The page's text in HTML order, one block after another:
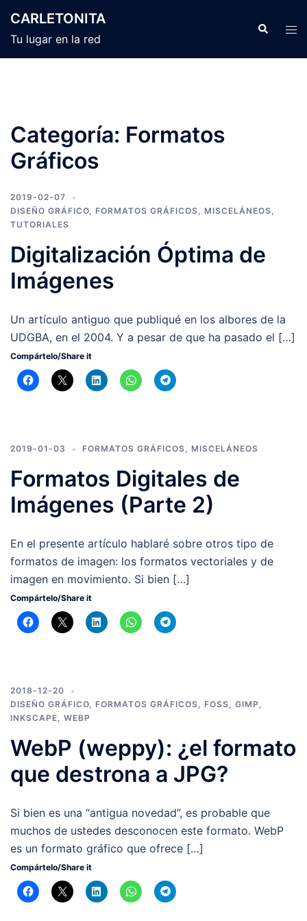
content
CARLETONITA
Tu lugar en la red
Search
Categoría: Formatos
Gráficos
2019-02-07
DISEÑO GRÁFICO, FORMATOS GRÁFICOS, MISCELÁNEOS,
TUTORIALES
Digitalización Óptima de
Imágenes
Un artículo antiguo que publiqué en los albores de la
UDGBA, en el 2004. Y a pesar de que ha pasado el […]
Compártelo/Share it
2019-01-03 FORMATOS GRÁFICOS, MISCELÁNEOS
Formatos Digitales de
Imágenes (Parte 2)
En el presente artículo hablaré sobre otros tipo de
formatos de imagen: los formatos vectoriales y de
imagen en movimiento. Si bien […]
Compártelo/Share it
2018-12-20
DISEÑO GRÁFICO, FORMATOS GRÁFICOS, FOSS, GIMP ,
INKSCAPE, WEBP
WebP (weppy): ¿el formato
que destrona a JPG?
Si bien es una “antigua novedad”, es probable que
muchos de ustedes desconocen este formato. WebP
es un formato gráfico que ofrece […]
Compártelo/Share it